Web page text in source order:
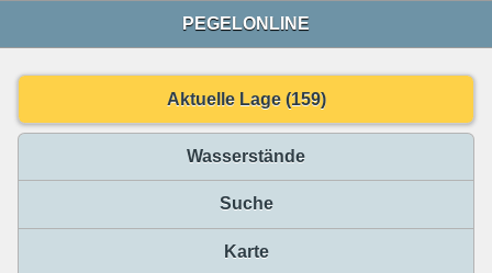
PEGELONLINE
Aktuelle Lage (159)
Wasserstände
Suche
Karte